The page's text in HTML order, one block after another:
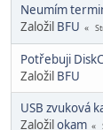
Neumím
Založil BFU
Potřebuji
Založil BFU
USB zvuková
Založilokam